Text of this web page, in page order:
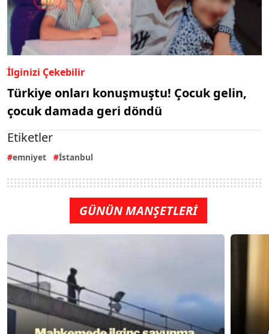
İlginizi Çekebilir
Türkiye onları konuşmuştu! Çocuk gelin,
çocuk damada geri döndü
Etiketler
emniyet İstanbul
GÜNÜN MANŞETLERİ